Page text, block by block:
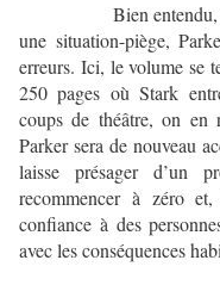
Bien entendu,
une situation-piège,
erreurs. Ici, le volume se
250 pages où Stark
coups de théâtre, on en
Parker sera de nouveau
laisse présager d’un
recommencer à zéro
confiance à des
avec les conséquences